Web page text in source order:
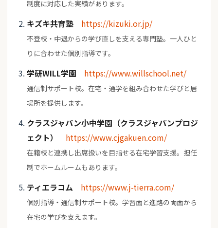
制度に対応した実績があります。
キズキ共育塾 https://kizuki.or.jp/
不登校・中退からの学び直しを支える専門塾。一人ひと
りに合わせた個別指導です。
学研WILL学園 https://www.willschool.net/
通信制サポート校。在宅・通学を組み合わせた学びと居
場所を提供します。
クラスジャパン小中学園（クラスジャパンプロジ
ェクト）
https://www.cjgakuen.com/
在籍校と連携し出席扱いを目指せる在宅学習支援。担任
制でホームルームもあります。
ティエラコム https://www.j-tierra.com/
個別指導・通信制サポート校。学習面と進路の両面から
在宅の学びを支えます。